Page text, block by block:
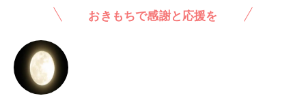
おきもちで感謝と応援を